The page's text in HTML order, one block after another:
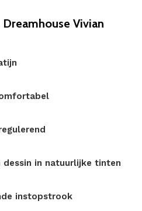
Vivian
dessin in natuurlijke tinten
instopstrook